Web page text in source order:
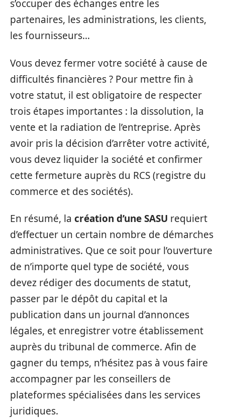
s’occuper des échanges entre les
partenaires, les administrations, les clients,
les fournisseurs…
Vous devez fermer votre société à cause de
difficultés financières ? Pour mettre fin à
votre statut, il est obligatoire de respecter
trois étapes importantes : la dissolution, la
vente et la radiation de l’entreprise. Après
avoir pris la décision d’arrêter votre activité,
vous devez liquider la société et confirmer
cette fermeture auprès du RCS (registre du
commerce et des sociétés).
En résumé, la création d’une SASU requiert
d’effectuer un certain nombre de démarches
administratives. Que ce soit pour l’ouverture
de n’importe quel type de société, vous
devez rédiger des documents de statut,
passer par le dépôt du capital et la
publication dans un journal d’annonces
légales, et enregistrer votre établissement
auprès du tribunal de commerce. Afin de
gagner du temps, n’hésitez pas à vous faire
accompagner par les conseillers de
plateformes spécialisées dans les services
juridiques.